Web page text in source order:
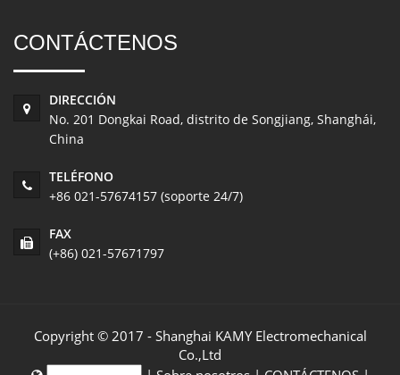
CONTÁCTENOS
DIRECCIÓN
No. 201 Dongkai Road, distrito de Songjiang, Shanghái,
China
TELÉFONO
+86 021-57674157 (soporte 24/7)
FAX
(+86) 021-57671797
Copyright © 2017 - Shanghai KAMY Electromechanical
Co.,Ltd